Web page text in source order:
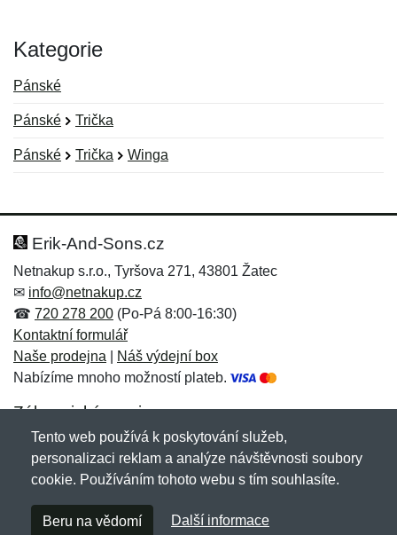
Kategorie
Pánské
Pánské Trička
Pánské Trička Winga
Hodnocení:
Jméno: *
Zpráva*
Jméno:
E-mail:*
Erik-And-Sons.cz
Netnakup s.r.o., Tyršova 271, 43801 Žatec
✉ info@netnakup.cz
☎ 720 278 200 (Po-Pá 8:00-16:30)
Kontaktní formulář
Naše prodejna
Náš výdejní box
Nabízíme mnoho možností plateb.
Zákaznický servis
Novinky emailem
Copyright © 2007-2026 (19 let s vámi)Netnakup.cz
Tento web používá k poskytování služeb,
personalizaci reklam a analýze návštěvnosti soubory
cookie. Používáním tohoto webu s tím souhlasíte.
Beru na vědomí Další informace